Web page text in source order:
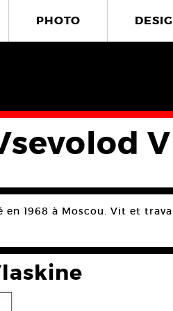
PHOTO
en 1968 à Moscou. Vit et